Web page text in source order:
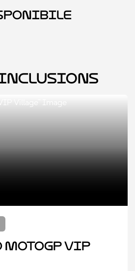
Inclusions
VIP